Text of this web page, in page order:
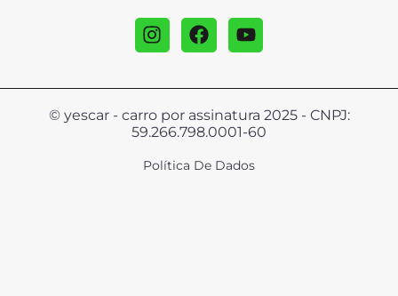
© yescar - carro por assinatura 2025 - CNPJ:
59.266.798.0001-60
Política De Dados